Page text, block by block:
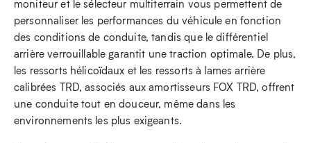
moniteur et le sélecteur multiterrain vous permettent de
personnaliser les performances du véhicule en fonction
des conditions de conduite, tandis que le différentiel
arrière verrouillable garantit une traction optimale. De plus,
les ressorts hélicoïdaux et les ressorts à lames arrière
calibrées TRD, associés aux amortisseurs FOX TRD, offrent
une conduite tout en douceur, même dans les
environnements les plus exigeants.